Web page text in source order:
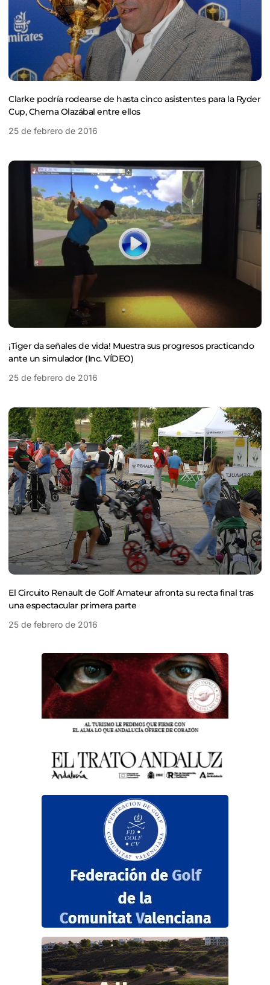
Clarke podría rodearse de hasta cinco asistentes para la Ryder
Cup, Chema Olazábal entre ellos
25 de febrero de 2016
¡Tiger da señales de vida! Muestra sus progresos practicando
ante un simulador (Inc. VÍDEO)
25 de febrero de 2016
El Circuito Renault de Golf Amateur afronta su recta final tras
una espectacular primera parte
25 de febrero de 2016